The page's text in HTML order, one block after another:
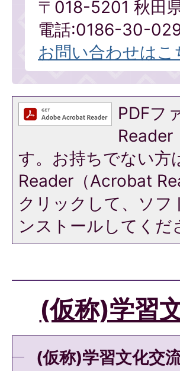
〒018-5201 秋田
電話:0186-30-
お問い合わせはこ
PDFフ
Reader
す。お持ちでない方
Reader（Acrobat
クリックして、ソ
ンストールしてくだ
(仮称)学習
(仮称)学習文化交